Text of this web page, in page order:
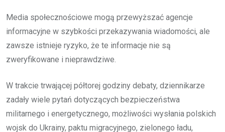
Media społecznościowe mogą przewyższać agencje
informacyjne w szybkości przekazywania wiadomości, ale
zawsze istnieje ryzyko, że te informacje nie są
zweryfikowane i nieprawdziwe.
W trakcie trwającej półtorej godziny debaty, dziennikarze
zadały wiele pytań dotyczących bezpieczeństwa
militarnego i energetycznego, możliwości wysłania polskich
wojsk do Ukrainy, paktu migracyjnego, zielonego ładu,